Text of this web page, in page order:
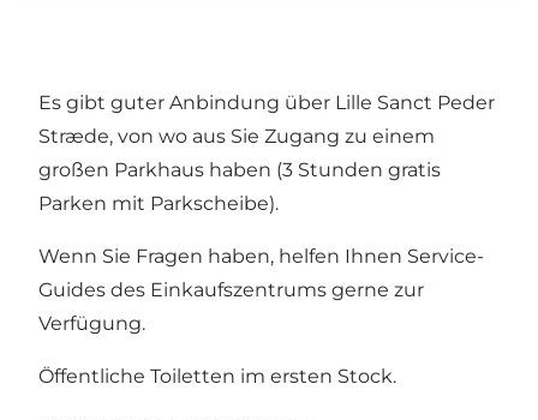
Es gibt guter Anbindung über Lille Sanct Peder
Stræde, von wo aus Sie Zugang zu einem
großen Parkhaus haben (3 Stunden gratis
Parken mit Parkscheibe).
Wenn Sie Fragen haben, helfen Ihnen Service-
Guides des Einkaufszentrums gerne zur
Verfügung.
Öffentliche Toiletten im ersten Stock.